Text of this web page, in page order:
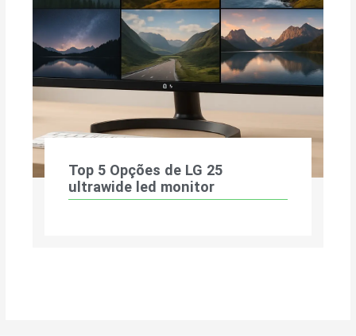
Top 5 Opções de LG 25
ultrawide led monitor